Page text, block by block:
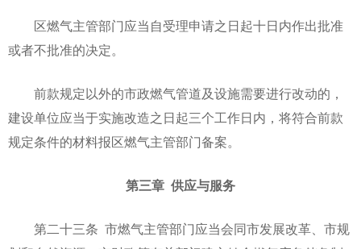
区燃气主管部门应当自受理申请之日起十日内作出批准
或者不批准的决定。
前款规定以外的市政燃气管道及设施需要进行改动的，
建设单位应当于实施改造之日起三个工作日内，将符合前款
规定条件的材料报区燃气主管部门备案。
第三章 供应与服务
第二十三条 市燃气主管部门应当会同市发展改革、市规